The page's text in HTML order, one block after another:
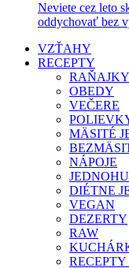
Neviete cez leto
oddychovať bez
VZŤAHY
RECEPTY
RAŇAJKY
OBEDY
VEČERE
MÄSITÉ
NÁPOJE
DIÉTNE
VEGAN
DEZERTY
RAW